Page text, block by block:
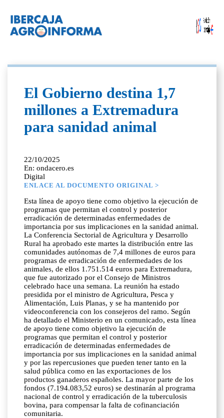
El Gobierno destina 1,7
millones a Extremadura
para sanidad animal
22/10/2025
En: ondacero.es
Digital
ENLACE AL DOCUMENTO ORIGINAL >
Esta línea de apoyo tiene como objetivo la ejecución de
programas que permitan el control y posterior
erradicación de determinadas enfermedades de
importancia por sus implicaciones en la sanidad animal.
La Conferencia Sectorial de Agricultura y Desarrollo
Rural ha aprobado este martes la distribución entre las
comunidades autónomas de 7,4 millones de euros para
programas de erradicación de enfermedades de los
animales, de ellos 1.751.514 euros para Extremadura,
que fue autorizado por el Consejo de Ministros
celebrado hace una semana. La reunión ha estado
presidida por el ministro de Agricultura, Pesca y
Alimentación, Luis Planas, y se ha mantenido por
videoconferencia con los consejeros del ramo. Según
ha detallado el Ministerio en un comunicado, esta línea
de apoyo tiene como objetivo la ejecución de
programas que permitan el control y posterior
erradicación de determinadas enfermedades de
importancia por sus implicaciones en la sanidad animal
y por las repercusiones que pueden tener tanto en la
salud pública como en las exportaciones de los
productos ganaderos españoles. La mayor parte de los
fondos (7.194.083,52 euros) se destinarán al programa
nacional de control y erradicación de la tuberculosis
bovina, para compensar la falta de cofinanciación
comunitaria.